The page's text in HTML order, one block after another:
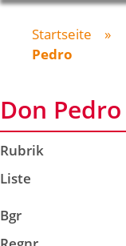
Startseite »
Pedro
Don Pedro
Rubrik
Liste
Bgr